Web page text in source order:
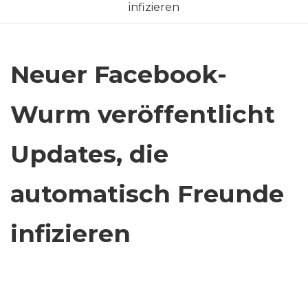
infizieren
Neuer Facebook-
Wurm veröffentlicht
Updates, die
automatisch Freunde
infizieren